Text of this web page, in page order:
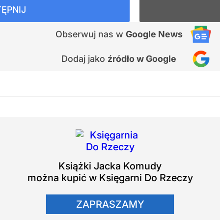
Obserwuj nas w Google News
Dodaj jako źródło w Google
Książki Jacka Komudy
można kupić w Księgarni Do Rzeczy
ZAPRASZAMY